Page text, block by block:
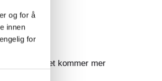
og for å
innen
for
Vi håper det kommer mer